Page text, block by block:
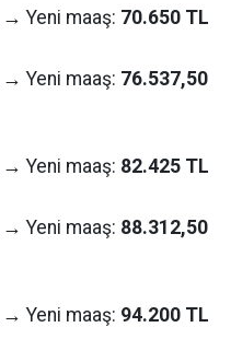
→ Yeni maaş: 70.650 TL
→ Yeni maaş: 76.537,50
→ Yeni maaş: 82.425 TL
→ Yeni maaş: 88.312,50
→ Yeni maaş: 94.200 TL